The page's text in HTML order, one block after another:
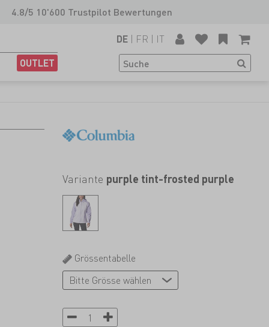
4.8/5 10'600 Trustpilot Bewertungen
OUTLET
DE | FR | IT
Variante purple tint-frosted purple
Grössentabelle